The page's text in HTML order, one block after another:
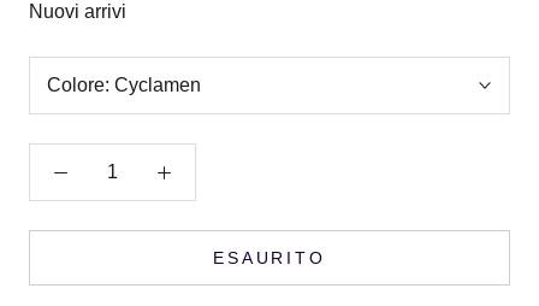
Nuovi arrivi
Colore: Cyclamen
ESAURITO